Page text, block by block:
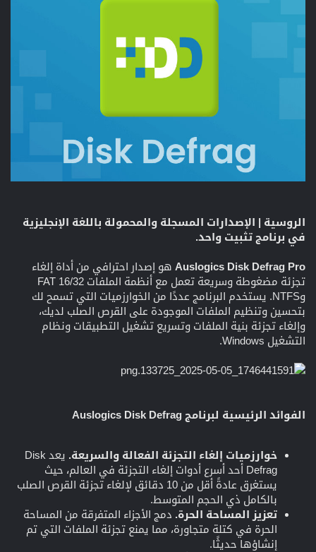
الروسية | الإصدارات المسجلة والمحمولة باللغة الإنجليزية
في برنامج تثبيت واحد.
Auslogics Disk Defrag Pro هو إصدار احترافي من أداة إلغاء
تجزئة مضغوطة وسريعة تعمل مع أنظمة الملفات FAT 16/32
وNTFS. يستخدم البرنامج عددًا من الخوارزميات التي تسمح لك
بتحسين وتنظيم الملفات الموجودة على القرص الصلب لديك،
وإلغاء تجزئة بنية الملفات وتسريع تشغيل التطبيقات ونظام
التشغيل Windows.
الفوائد الرئيسية لبرنامج Auslogics Disk Defrag
خوارزميات إلغاء التجزئة الفعالة والسريعة.
يعد Disk
Defrag أحد أسرع أدوات إلغاء التجزئة في العالم، حيث
يستغرق عادةً أقل من 10 دقائق لإلغاء تجزئة القرص الصلب
بالكامل ذي الحجم المتوسط.
تعزيز المساحة الحرة. دمج الأجزاء المتفرقة من المساحة
الحرة في كتلة متجاورة، مما يمنع تجزئة الملفات التي تم
إنشاؤها حديثًا.